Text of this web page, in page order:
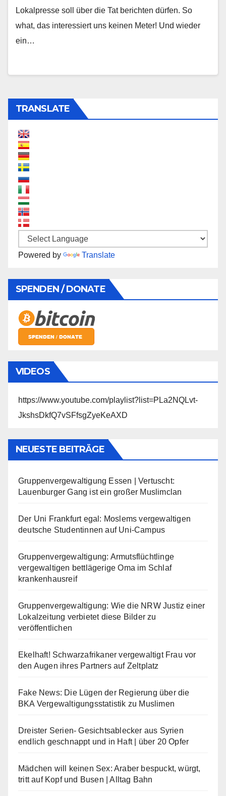
Lokalpresse soll über die Tat berichten dürfen. So
what, das interessiert uns keinen Meter! Und wieder
ein…
TRANSLATE
Powered by Translate
SPENDEN / DONATE
VIDEOS
https://www.youtube.com/playlist?list=PLa2NQLvt-
JkshsDkfQ7vSFfsgZyeKeAXD
NEUESTE BEITRÄGE
Gruppenvergewaltigung Essen | Vertuscht:
Lauenburger Gang ist ein großer Muslimclan
Der Uni Frankfurt egal: Moslems vergewaltigen
deutsche Studentinnen auf Uni-Campus
Gruppenvergewaltigung: Armutsflüchtlinge
vergewaltigen bettlägerige Oma im Schlaf
krankenhausreif
Gruppenvergewaltigung: Wie die NRW Justiz einer
Lokalzeitung verbietet diese Bilder zu
veröffentlichen
Ekelhaft! Schwarzafrikaner vergewaltigt Frau vor
den Augen ihres Partners auf Zeltplatz
Fake News: Die Lügen der Regierung über die
BKA Vergewaltigungsstatistik zu Muslimen
Dreister Serien- Gesichtsablecker aus Syrien
endlich geschnappt und in Haft | über 20 Opfer
Mädchen will keinen Sex: Araber bespuckt, würgt,
tritt auf Kopf und Busen | Alltag Bahn